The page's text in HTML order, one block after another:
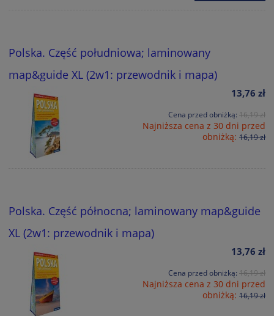
Polska. Część południowa; laminowany
map&guide XL (2w1: przewodnik i mapa)
13,76 zł
Cena przed obniżką: 16,19 zł
Najniższa cena z 30 dni przed
obniżką: 16,19 zł
Polska. Część północna; laminowany map&guide
XL (2w1: przewodnik i mapa)
13,76 zł
Cena przed obniżką: 16,19 zł
Najniższa cena z 30 dni przed
obniżką: 16,19 zł